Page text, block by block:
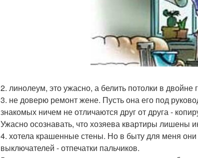
2. линолеум, это ужасно, а белить потолки в двойне
3. не доверю ремонт жене. Пусть она его под
знакомых ничем не отличаются друг от друга -
Ужасно осознавать, что хозяева квартиры лишены
4. хотела крашенные стены. Но в быту для меня
выключателей - отпечатки пальчиков.